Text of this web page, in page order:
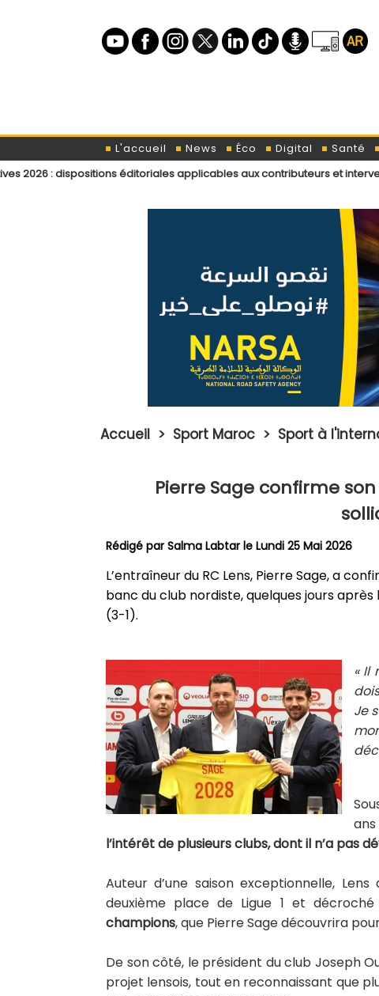
L'accueil News Éco Digital Santé
éditoriales applicables aux contributeurs et intervenants de L’ODJ
Accueil > Sport Maroc > Sport à
Pierre Sage confirme
Rédigé parSalma Labtarle Lundi 25 Mai 2026
L’entraîneur du RC Lens, Pierre Sage, a
banc du club nordiste, quelques jours
(3-1).
« Il
Je
l’intérêt de plusieurs clubs, dont il n’a pas
Auteur d’une saison exceptionnelle,
deuxième place de Ligue 1 et décroché
champions, que Pierre Sage découvrira
De son côté, le président du club Joseph
projet lensois, tout en reconnaissant que